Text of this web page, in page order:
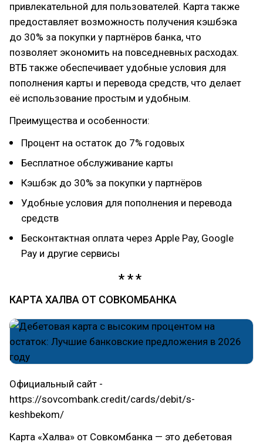
привлекательной для пользователей. Карта также
предоставляет возможность получения кэшбэка
до 30% за покупки у партнёров банка, что
позволяет экономить на повседневных расходах.
ВТБ также обеспечивает удобные условия для
пополнения карты и перевода средств, что делает
её использование простым и удобным.
Преимущества и особенности:
Процент на остаток до 7% годовых
Бесплатное обслуживание карты
Кэшбэк до 30% за покупки у партнёров
Удобные условия для пополнения и перевода
средств
Бесконтактная оплата через Apple Pay, Google
Pay и другие сервисы
КАРТА ХАЛВА ОТ СОВКОМБАНКА
Официальный сайт -
https://sovcombank.credit/cards/debit/s-
keshbekom/
Карта «Халва» от Совкомбанка — это дебетовая